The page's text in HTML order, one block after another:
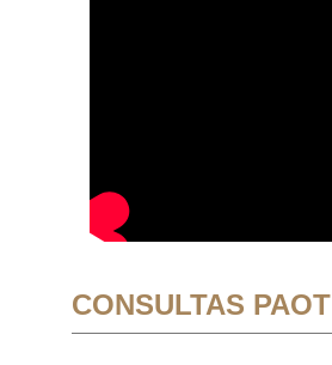
CONSULTAS PAOT